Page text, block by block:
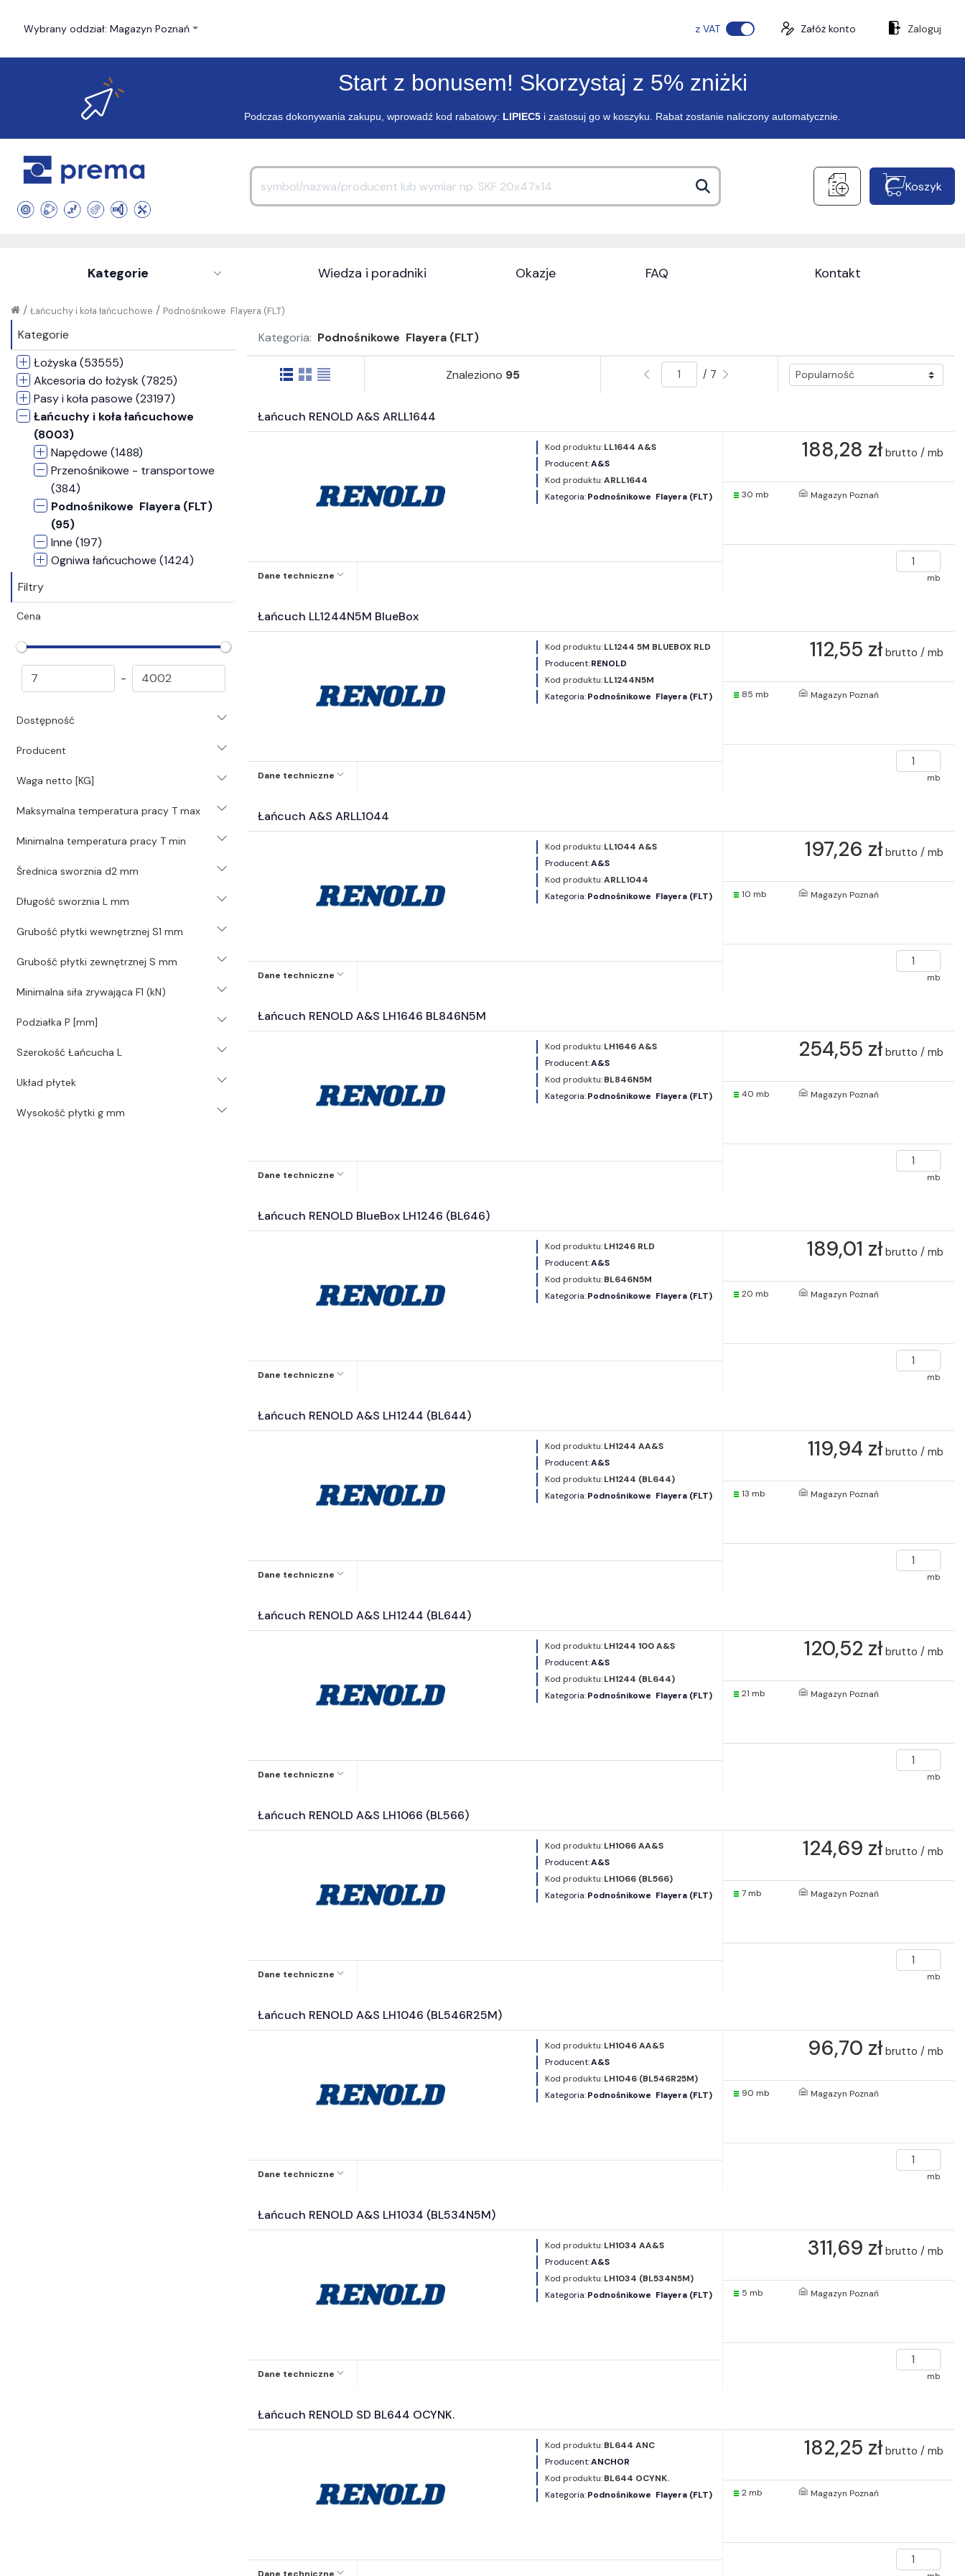
Wybrany oddział: Magazyn Poznań z VAT Załóż konto Zaloguj
Start z bonusem! Skorzystaj z 5% zniżki
Podczas dokonywania zakupu, wprowadź kod rabatowy: LIPIEC5 i zastosuj go w koszyku. Rabat zostanie naliczony automatycznie.
Koszyk
Kategorie Wiedza i poradniki Okazje FAQ Kontakt
Podnośnikowe  Flayera (FLT)
/
Łańcuchy i koła łańcuchowe
/
Kategorie
Łożyska (53555)
Akcesoria do łożysk (7825)
Pasy i koła pasowe (23197)
Łańcuchy i koła łańcuchowe
(8003)
Napędowe (1488)
Przenośnikowe - transportowe
(384)
Podnośnikowe  Flayera (FLT)
(95)
Inne (197)
Ogniwa łańcuchowe (1424)
Koła zębate i listwy zębate (826)
Przekładnie (745)
Technika liniowa (8525)
Motoreduktory (392)
Chemia przemysłowa (1471)
Narzędzia (1827)
Pneumatyka (36173)
Uszczelnienia (39064)
Mocowania mechaniczne (2581)
Akcesoria BHP i odzież (323)
inne akc (121)
Katalogi* (8)
Filtry inne* (503)
Węże przemysłowe (264)
Technika transportu wewnętrznego
(2)
Inne części-nie zakwalifikowane
Filtry
Cena
-
Dostępność
Producent
Waga netto [KG]
Maksymalna temperatura pracy T max
Minimalna temperatura pracy T min
Średnica sworznia d2 mm
Długość sworznia L mm
Grubość płytki wewnętrznej S1 mm
Grubość płytki zewnętrznej S mm
Minimalna siła zrywająca F1 (kN)
Podziałka P [mm]
Szerokość Łańcucha L
Układ płytek
Wysokość płytki g mm
Kategoria: Podnośnikowe  Flayera (FLT)
Znaleziono 95 / 7
Łańcuch RENOLD A&S ARLL1644
Kod produktu:LL1644 A&S
Producent:A&S
Kod produktu:ARLL1644
Kategoria:Podnośnikowe  Flayera (FLT)
Dane techniczne
188,28 zł brutto / mb
30 mb Magazyn Poznań
mb
Łańcuch LL1244N5M BlueBox
Kod produktu:LL1244 5M BLUEBOX RLD
Producent:RENOLD
Kod produktu:LL1244N5M
Kategoria:Podnośnikowe  Flayera (FLT)
Dane techniczne
112,55 zł brutto / mb
85 mb Magazyn Poznań
mb
Łańcuch A&S ARLL1044
Kod produktu:LL1044 A&S
Producent:A&S
Kod produktu:ARLL1044
Kategoria:Podnośnikowe  Flayera (FLT)
Dane techniczne
197,26 zł brutto / mb
10 mb Magazyn Poznań
mb
Łańcuch RENOLD A&S LH1646 BL846N5M
Kod produktu:LH1646 A&S
Producent:A&S
Kod produktu:BL846N5M
Kategoria:Podnośnikowe  Flayera (FLT)
Dane techniczne
254,55 zł brutto / mb
40 mb Magazyn Poznań
mb
Łańcuch RENOLD BlueBox LH1246 (BL646)
Kod produktu:LH1246 RLD
Producent:A&S
Kod produktu:BL646N5M
Kategoria:Podnośnikowe  Flayera (FLT)
Dane techniczne
189,01 zł brutto / mb
20 mb Magazyn Poznań
mb
Łańcuch RENOLD A&S LH1244 (BL644)
Kod produktu:LH1244 AA&S
Producent:A&S
Kod produktu:LH1244 (BL644)
Kategoria:Podnośnikowe  Flayera (FLT)
Dane techniczne
119,94 zł brutto / mb
13 mb Magazyn Poznań
mb
Łańcuch RENOLD A&S LH1244 (BL644)
Kod produktu:LH1244 100 A&S
Producent:A&S
Kod produktu:LH1244 (BL644)
Kategoria:Podnośnikowe  Flayera (FLT)
Dane techniczne
120,52 zł brutto / mb
21 mb Magazyn Poznań
mb
Łańcuch RENOLD A&S LH1066 (BL566)
Kod produktu:LH1066 AA&S
Producent:A&S
Kod produktu:LH1066 (BL566)
Kategoria:Podnośnikowe  Flayera (FLT)
Dane techniczne
124,69 zł brutto / mb
7 mb Magazyn Poznań
mb
Łańcuch RENOLD A&S LH1046 (BL546R25M)
Kod produktu:LH1046 AA&S
Producent:A&S
Kod produktu:LH1046 (BL546R25M)
Kategoria:Podnośnikowe  Flayera (FLT)
Dane techniczne
96,70 zł brutto / mb
90 mb Magazyn Poznań
mb
Łańcuch RENOLD A&S LH1034 (BL534N5M)
Kod produktu:LH1034 AA&S
Producent:A&S
Kod produktu:LH1034 (BL534N5M)
Kategoria:Podnośnikowe  Flayera (FLT)
Dane techniczne
311,69 zł brutto / mb
5 mb Magazyn Poznań
mb
Łańcuch RENOLD SD BL644 OCYNK.
Kod produktu:BL644 ANC
Producent:ANCHOR
Kod produktu:BL644 OCYNK.
Kategoria:Podnośnikowe  Flayera (FLT)
Dane techniczne
182,25 zł brutto / mb
2 mb Magazyn Poznań